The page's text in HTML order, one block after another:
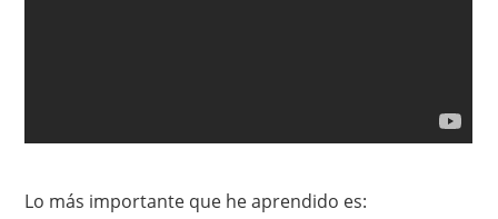
Lo más importante que he aprendido es: